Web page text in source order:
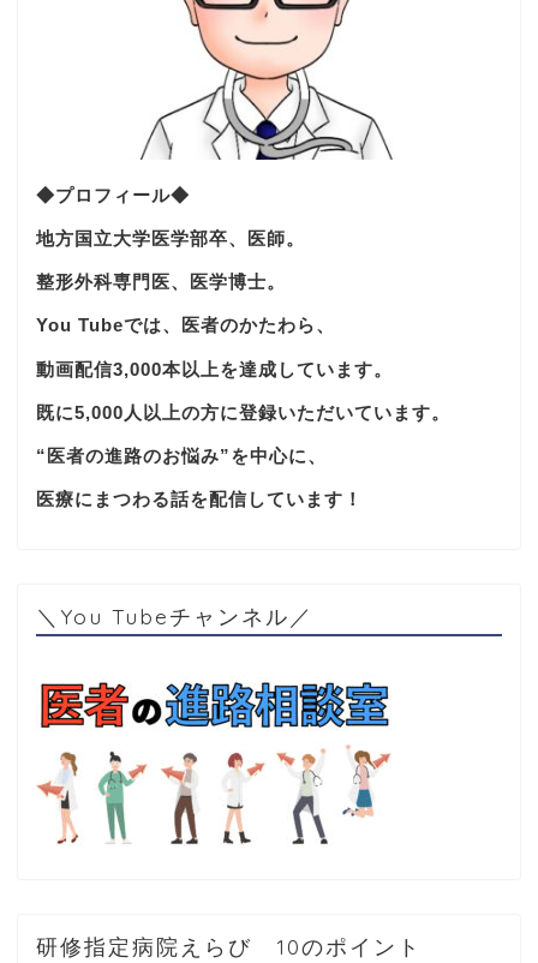
◆プロフィール◆
地方国立大学医学部卒、医師。
整形外科専門医、医学博士。
You Tubeでは、医者のかたわら、
動画配信3,000本以上を達成しています。
既に5,000人以上の方に登録いただいています。
“医者の進路のお悩み”を中心に、
医療にまつわる話を配信しています！
＼You Tubeチャンネル／
研修指定病院えらび 10のポイント